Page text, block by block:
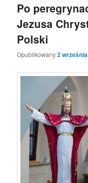
Po
Jezusa
Polski
Opublikowany2